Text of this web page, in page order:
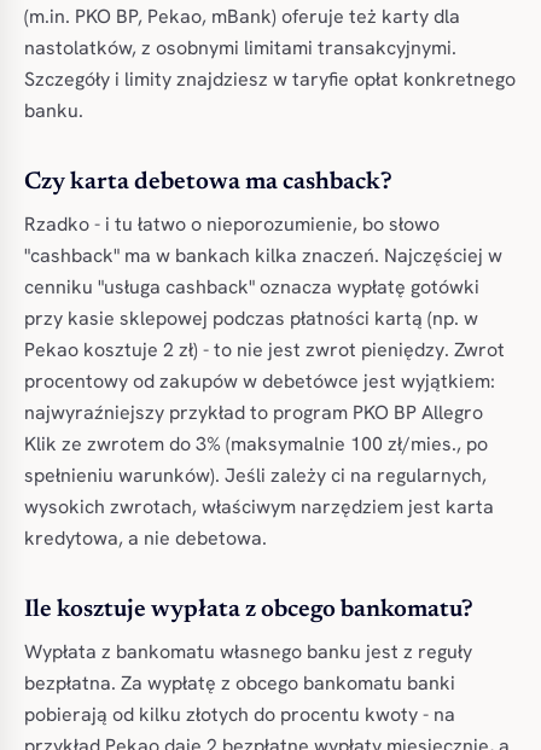
(m.in. PKO BP, Pekao, mBank) oferuje też karty dla
nastolatków, z osobnymi limitami transakcyjnymi.
Szczegóły i limity znajdziesz w taryfie opłat konkretnego
banku.
Czy karta debetowa ma cashback?
Rzadko - i tu łatwo o nieporozumienie, bo słowo
"cashback" ma w bankach kilka znaczeń. Najczęściej w
cenniku "usługa cashback" oznacza wypłatę gotówki
przy kasie sklepowej podczas płatności kartą (np. w
Pekao kosztuje 2 zł) - to nie jest zwrot pieniędzy. Zwrot
procentowy od zakupów w debetówce jest wyjątkiem:
najwyraźniejszy przykład to program PKO BP Allegro
Klik ze zwrotem do 3% (maksymalnie 100 zł/mies., po
spełnieniu warunków). Jeśli zależy ci na regularnych,
wysokich zwrotach, właściwym narzędziem jest karta
kredytowa, a nie debetowa.
Ile kosztuje wypłata z obcego bankomatu?
Wypłata z bankomatu własnego banku jest z reguły
bezpłatna. Za wypłatę z obcego bankomatu banki
pobierają od kilku złotych do procentu kwoty - na